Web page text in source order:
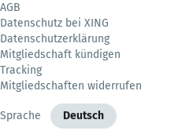
AGB
Datenschutz bei XING
Datenschutzerklärung
Mitgliedschaft kündigen
Tracking
Mitgliedschaften widerrufen
Sprache Deutsch